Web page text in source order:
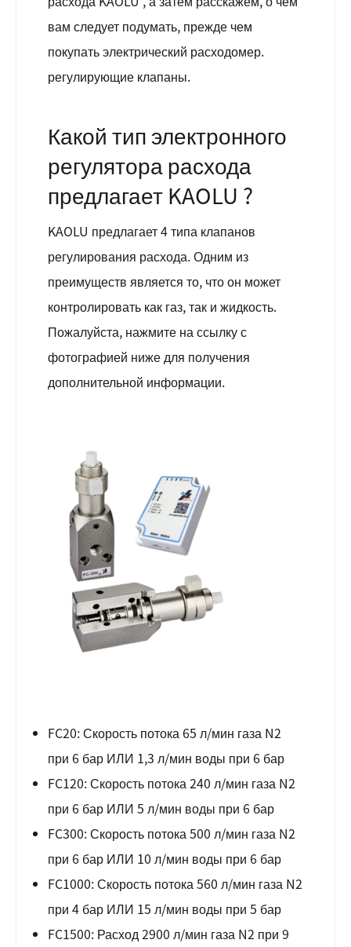
вам следует подумать, прежде чем
покупать электрический расходомер.
регулирующие клапаны.
Какой тип электронного
регулятора расхода
предлагает KAOLU ?
KAOLU предлагает 4 типа клапанов
регулирования расхода. Одним из
преимуществ является то, что он может
контролировать как газ, так и жидкость.
Пожалуйста, нажмите на ссылку с
фотографией ниже для получения
дополнительной информации.
FC20: Скорость потока 65 л/мин газа N2
при 6 бар ИЛИ 1,3 л/мин воды при 6 бар
FC120: Скорость потока 240 л/мин газа N2
при 6 бар ИЛИ 5 л/мин воды при 6 бар
FC300: Скорость потока 500 л/мин газа N2
при 6 бар ИЛИ 10 л/мин воды при 6 бар
FC1000: Скорость потока 560 л/мин газа N2
при 4 бар ИЛИ 15 л/мин воды при 5 бар
FC1500: Расход 2900 л/мин газа N2 при 9